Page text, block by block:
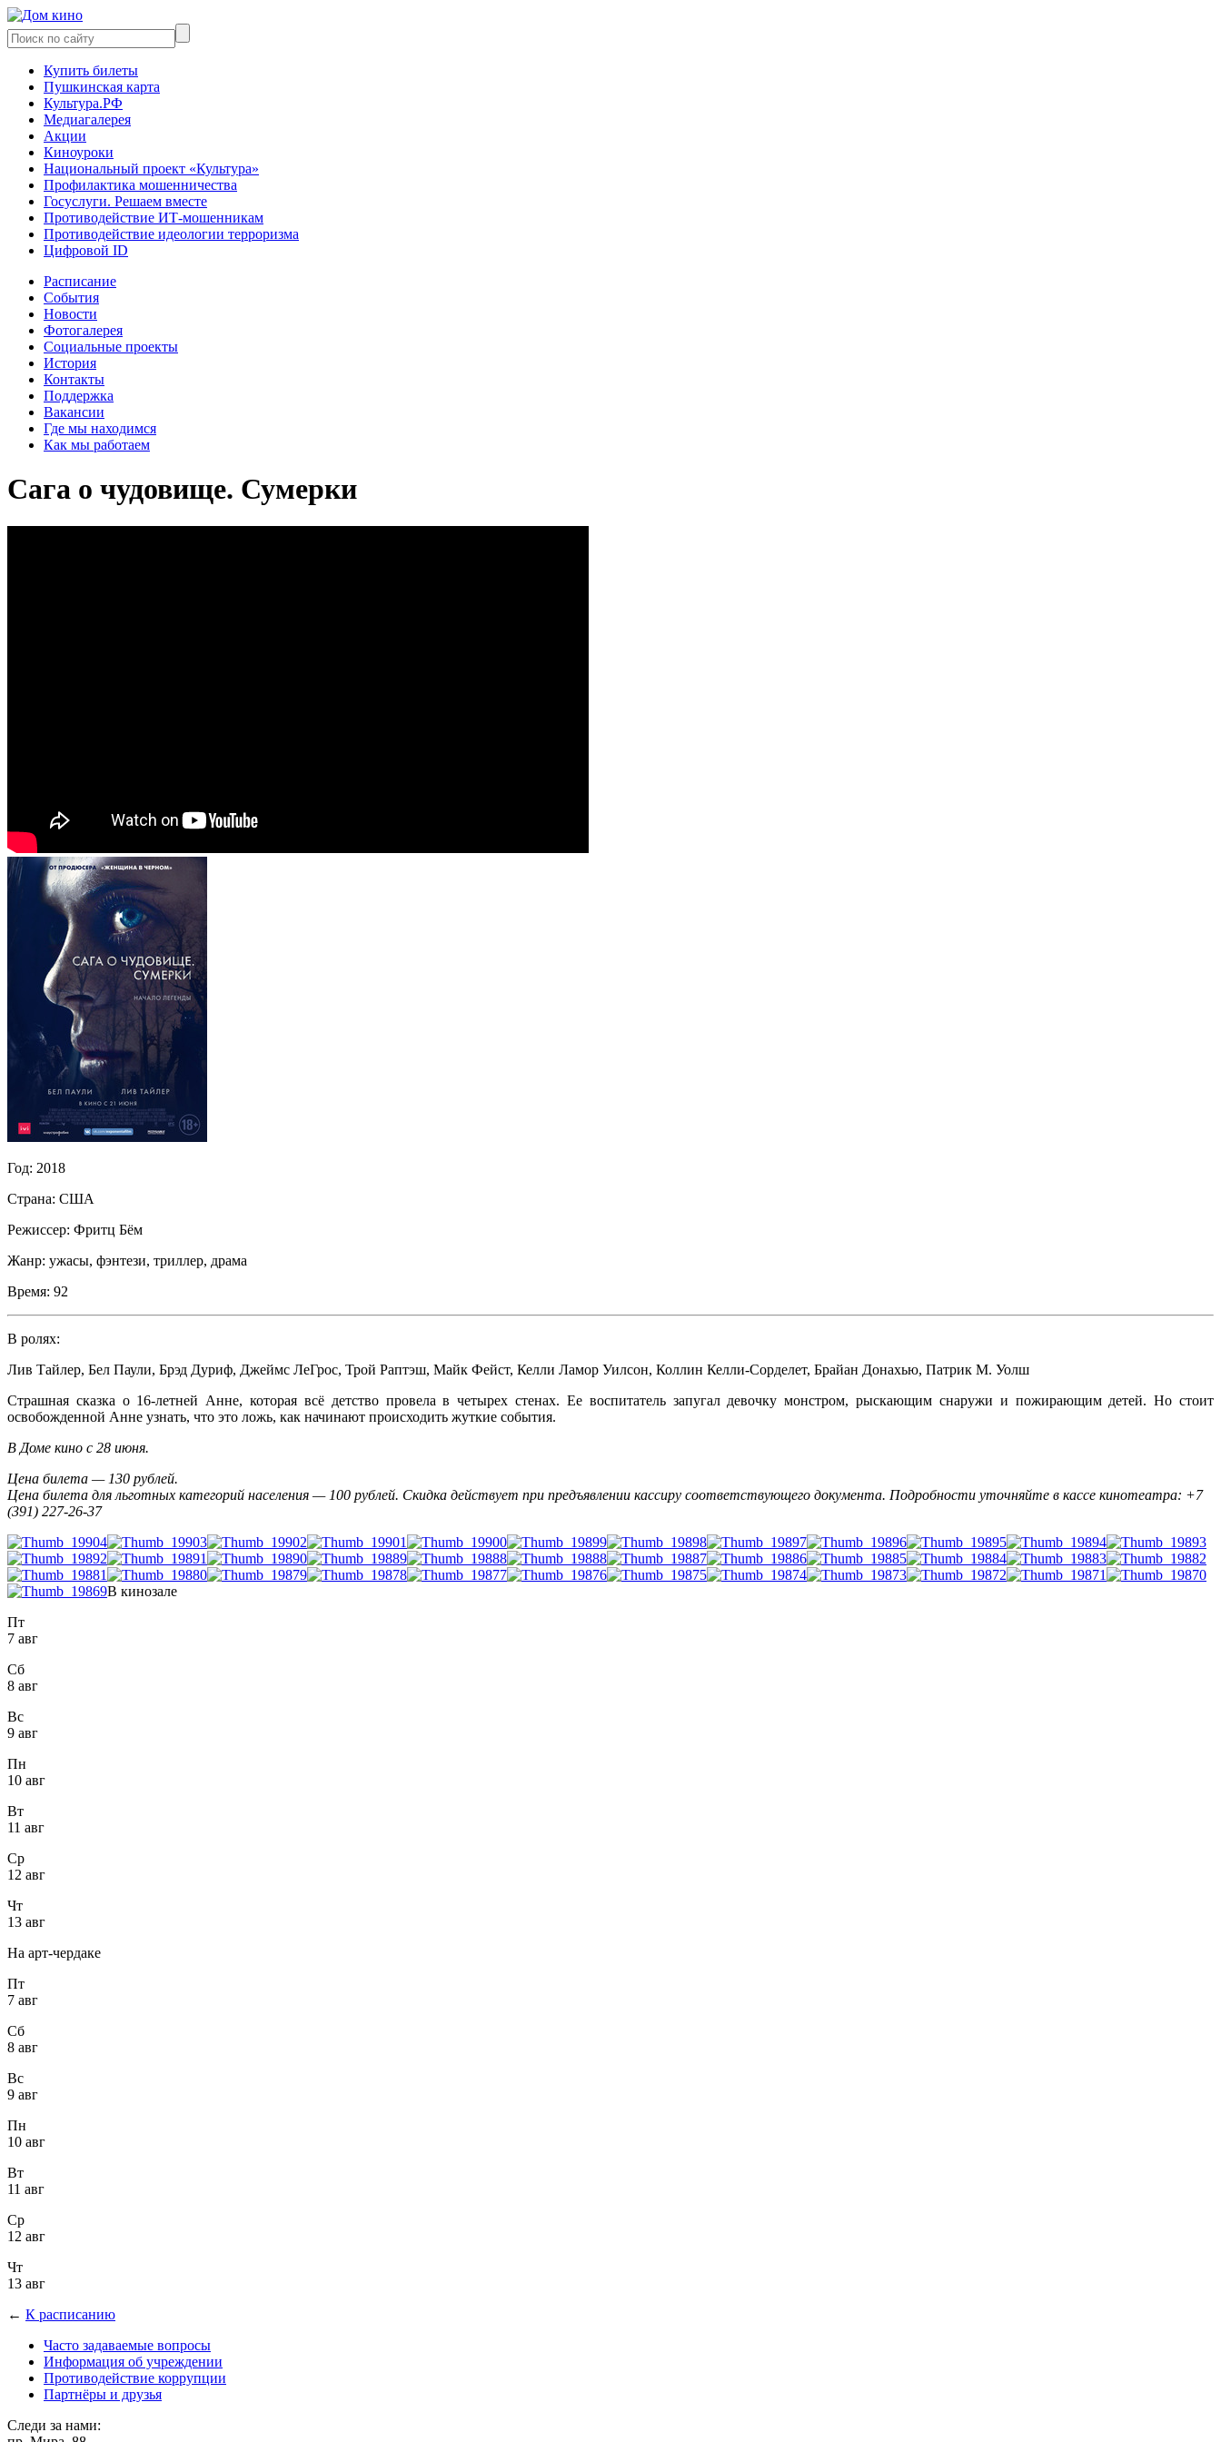
Купить билеты
Пушкинская карта
Культура.РФ
Медиагалерея
Акции
Киноуроки
Национальный проект «Культура»
Профилактика мошенничества
Госуслуги. Решаем вместе
Противодействие ИТ-мошенникам
Противодействие идеологии терроризма
Цифровой ID
Расписание
События
Новости
Фотогалерея
Социальные проекты
История
Контакты
Поддержка
Вакансии
Где мы находимся
Как мы работаем
Сага о чудовище. Сумерки
Год: 2018
Страна: США
Режиссер: Фритц Бём
Жанр: ужасы, фэнтези, триллер, драма
Время: 92
В ролях:
Лив Тайлер, Бел Паули, Брэд Дуриф, Джеймс ЛеГрос, Трой Раптэш, Майк Фейст, Келли Ламор Уилсон, Коллин Келли-Сорделет, Брайан Донахью, Патрик М. Уолш
Страшная сказка о 16-летней Анне, которая всё детство провела в четырех стенах. Ее воспитатель запугал девочку монстром, рыскающим снаружи и пожирающим детей. Но стоит
освобожденной Анне узнать, что это ложь, как начинают происходить жуткие события.
В Доме кино с 28 июня.
Цена билета — 130 рублей.
Цена билета для льготных категорий населения — 100 рублей. Скидка действует при предъявлении кассиру соответствующего документа. Подробности уточняйте в кассе кинотеатра: +7
(391) 227-26-37
В кинозале
Пт
7 авг
Сб
8 авг
Вс
9 авг
Пн
10 авг
Вт
11 авг
Ср
12 авг
Чт
13 авг
На арт-чердаке
Пт
7 авг
Сб
8 авг
Вс
9 авг
Пн
10 авг
Вт
11 авг
Ср
12 авг
Чт
13 авг
← К расписанию
Часто задаваемые вопросы
Информация об учреждении
Противодействие коррупции
Партнёры и друзья
Следи за нами: